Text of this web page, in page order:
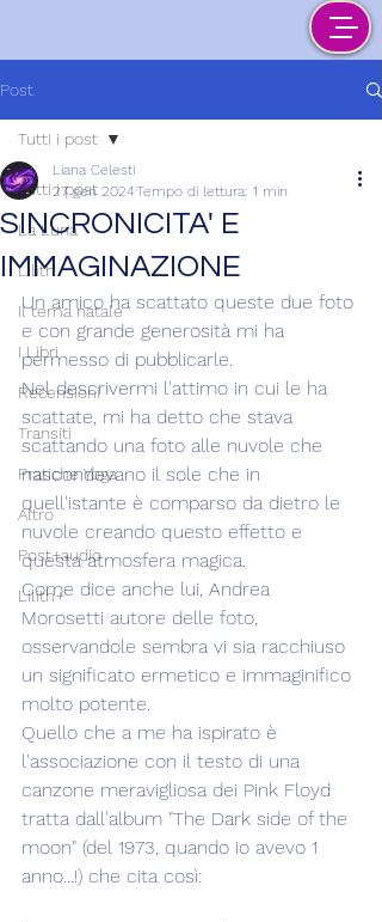
Post
Tutti i post
La Luna
Lilith
Il tema natale
I Libri
Recensioni
Transiti
Pratiche Yoga
Altro
Post+audio
Lilith+
Tutti i post
SINCRONICITA' E
IMMAGINAZIONE
Liana Celesti
27 gen 2024Tempo di lettura: 1 min
Un amico ha scattato queste due foto
e con grande generosità mi ha
permesso di pubblicarle.
Nel descrivermi l'attimo in cui le ha
scattate, mi ha detto che stava
scattando una foto alle nuvole che
nascondevano il sole che in
quell'istante è comparso da dietro le
nuvole creando questo effetto e
questa atmosfera magica.
Come dice anche lui, Andrea
Morosetti autore delle foto,
osservandole sembra vi sia racchiuso
un significato ermetico e immaginifico
molto potente.
Quello che a me ha ispirato è
l'associazione con il testo di una
canzone meravigliosa dei Pink Floyd
tratta dall'album "The Dark side of the
moon" (del 1973, quando io avevo 1
anno...!) che cita così: